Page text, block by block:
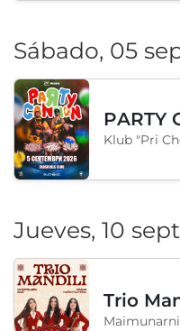
Sábado, 05
Jueves, 10